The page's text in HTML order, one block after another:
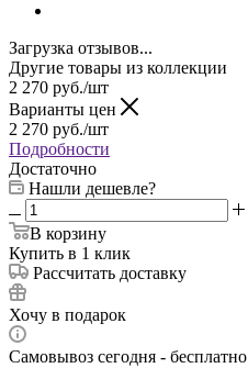
Загрузка отзывов...
Другие товары из коллекции
2 270 руб./шт
Варианты цен
2 270 руб./шт
Подробности
Достаточно
Нашли дешевле?
В корзину
Купить в 1 клик
Рассчитать доставку
Хочу в подарок
Самовывоз сегодня - бесплатно